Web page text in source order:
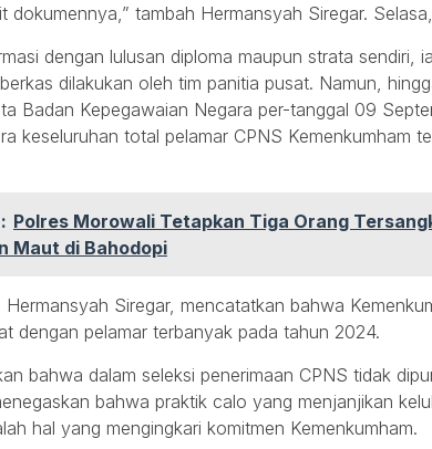
dokumennya,” tambah Hermansyah Siregar.
dengan lulusan diploma maupun strata sendiri,
dilakukan oleh tim panitia pusat. Namun,
Badan Kepegawaian Negara per-tanggal 09
keseluruhan total pelamar CPNS Kemenkumham
Polres Morowali Tetapkan Tiga Orang
Maut di Bahodopi
Siregar, mencatatkan bahwa
dengan pelamar terbanyak pada tahun 2024.
bahwa dalam seleksi penerimaan CPNS tidak
bahwa praktik calo yang menjanjikan
hal yang mengingkari komitmen Kemenkumham.